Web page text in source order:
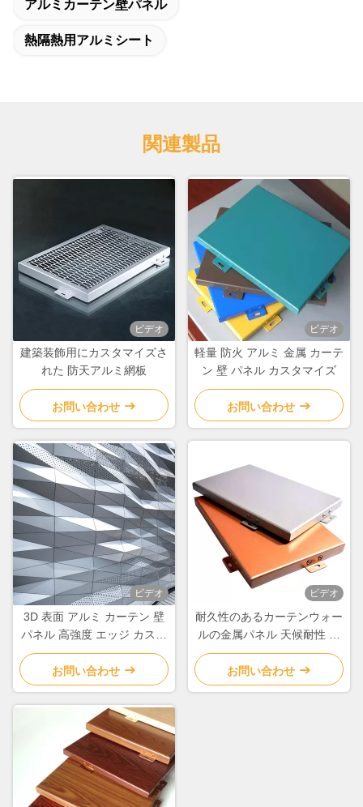
アルミカーテン壁パネル
熱隔熱用アルミシート
関連製品
ビデオ
建築装飾用にカスタマイズさ
れた 防天アルミ網板
お問い合わせ
ビデオ
軽量 防火 アルミ 金属 カーテ
ン 壁 パネル カスタマイズ
お問い合わせ
ビデオ
3D 表面 アルミ カーテン 壁
パネル 高強度 エッジ カスタ
マイズ
お問い合わせ
ビデオ
耐久性のあるカーテンウォー
ルの金属パネル 天候耐性 ア
ルミ合金シート
お問い合わせ